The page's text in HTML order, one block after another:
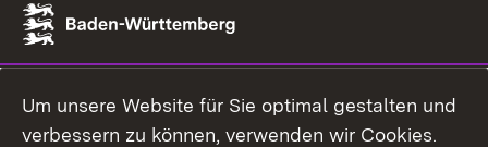
Um unsere Website für Sie optimal gestalten und
verbessern zu können, verwenden wir Cookies.